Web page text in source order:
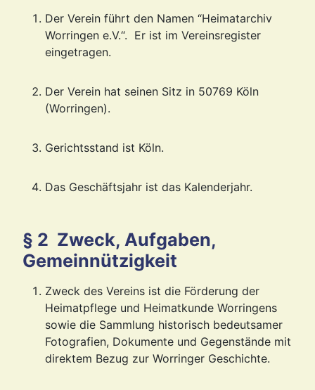
Der Verein führt den Namen “Heimatarchiv
Worringen e.V.“. Er ist im Vereinsregister
eingetragen.
Der Verein hat seinen Sitz in 50769 Köln
(Worringen).
Gerichtsstand ist Köln.
Das Geschäftsjahr ist das Kalenderjahr.
§ 2 Zweck, Aufgaben,
Gemeinnützigkeit
Zweck des Vereins ist die Förderung der
Heimatpflege und Heimatkunde Worringens
sowie die Sammlung historisch bedeutsamer
Fotografien, Dokumente und Gegenstände mit
direktem Bezug zur Worringer Geschichte.